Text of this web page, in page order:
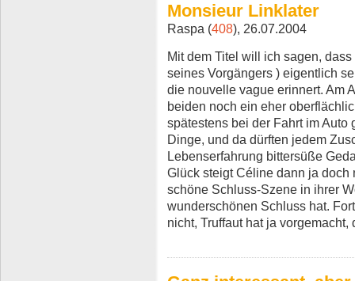
Monsieur Linklater
Raspa (408), 26.07.2004
Mit dem Titel will ich sagen,
seines Vorgängers ) eigentlich
die nouvelle vague erinnert. Am
beiden noch ein eher
spätestens bei der Fahrt im
Dinge, und da dürften jedem
Lebenserfahrung bittersüße
Glück steigt Céline dann ja doch
schöne Schluss-Szene in ihrer
wunderschönen Schluss hat.
nicht, Truffaut hat ja